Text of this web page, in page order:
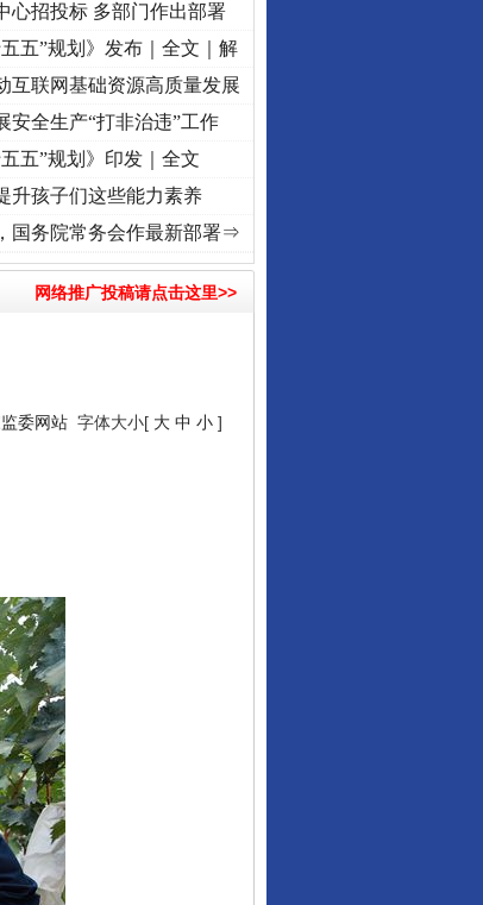
..·[视频]牢记初心使命 奋进复兴征程丨红船起航处 潮起..
心招投标 多部门作出部署
五五”规划》发布｜全文｜解
互联网基础资源高质量发展
安全生产“打非治违”工作
五”规划》印发｜全文
升孩子们这些能力素养
国务院常务会作最新部署⇒
网络推广投稿请点击这里>>
委网站 字体大小[ 大 中 小 ]